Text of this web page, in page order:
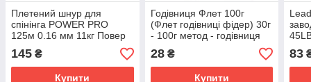
Плетений шнур для
спінінга POWER PRO
125м 0.16 мм 11кг Повер
риболовлі
145 ₴
Купити
Годівниця Флет 100г
(Флет годівниці фідер) 30г
- 100г метод - годівниця
(К170)
28₴
Купити
83